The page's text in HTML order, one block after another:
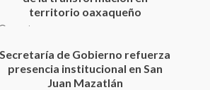
20 julio 2026
Sanciona Municipio de Oaxaca
de Juárez caso de maltrato
animal tras denuncia ciudadana